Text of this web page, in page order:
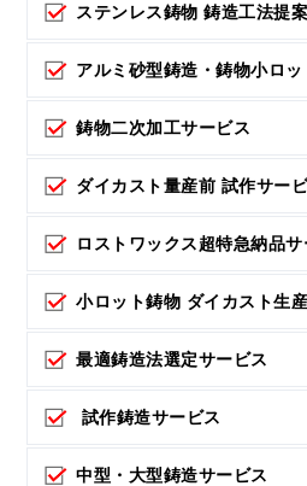
ステンレス鋳物 鋳造工法提
アルミ砂型鋳造・鋳物小ロ
鋳物二次加工サービス
ダイカスト量産前 試作サー
ロストワックス超特急納品サ
小ロット鋳物 ダイカスト生
最適鋳造法選定サービス
試作鋳造サービス
中型・大型鋳造サービス